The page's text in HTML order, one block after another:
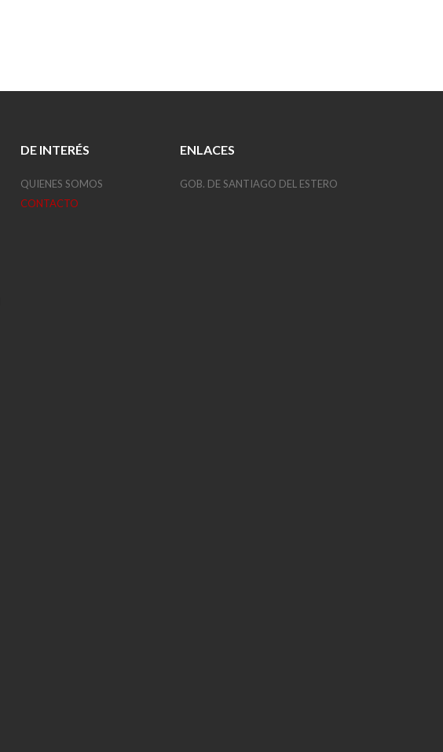
DE INTERÉS
QUIENES SOMOS
CONTACTO
ENLACES
GOB. DE SANTIAGO DEL ESTERO